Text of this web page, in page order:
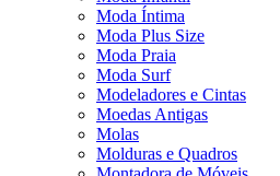
Moda Íntima
Moda Plus Size
Moda Praia
Moda Surf
Modeladores e Cintas
Moedas Antigas
Molas
Molduras e Quadros